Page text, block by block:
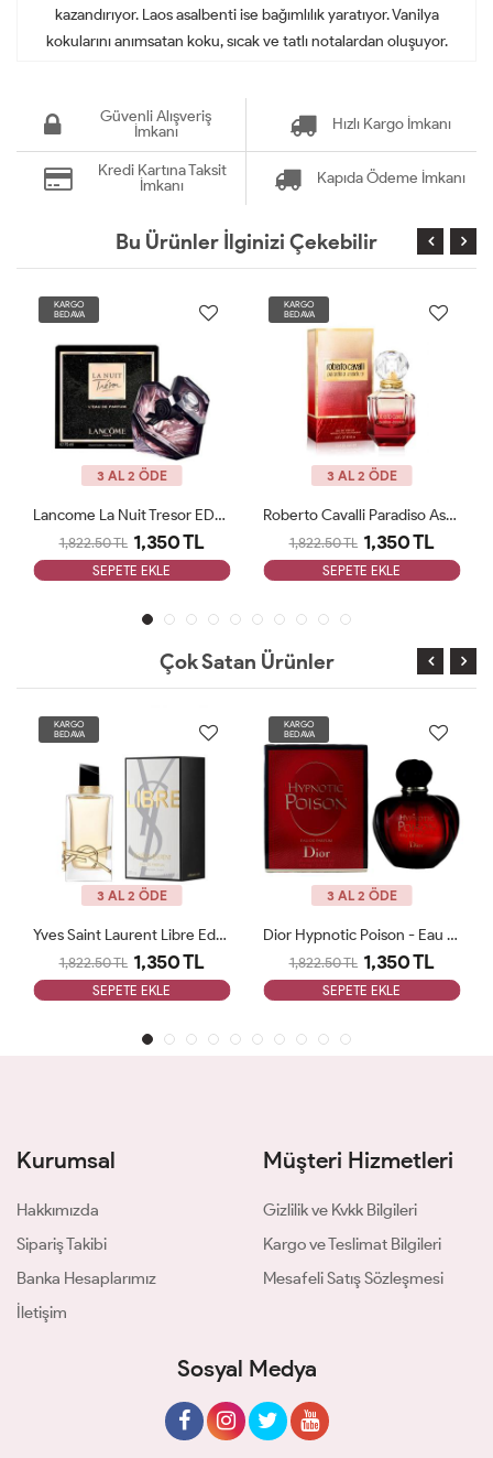
kazandırıyor. Laos asalbenti ise bağımlılık yaratıyor. Vanilya
kokularını anımsatan koku, sıcak ve tatlı notalardan oluşuyor.
Güvenli Alışveriş
İmkanı
Hızlı Kargo İmkanı
Kredi Kartına Taksit
İmkanı
Kapıda Ödeme İmkanı
Bu Ürünler İlginizi Çekebilir
KARGO
BEDAVA
3 AL 2 ÖDE
Lancome La Nuit Tresor EDP 100ML Bayan Parfüm ARC JLT Woman
1,822.50 TL 1,350 TL
SEPETE EKLE
KARGO
BEDAVA
3 AL 2 ÖDE
Roberto Cavalli Paradiso Assoluto Kadın Parfüm ARC JLT Woman
1,822.50 TL 1,350 TL
SEPETE EKLE
Çok Satan Ürünler
KARGO
BEDAVA
3 AL 2 ÖDE
Yves Saint Laurent Libre Edp 90 Ml ARC JLT Woman
1,822.50 TL 1,350 TL
SEPETE EKLE
KARGO
BEDAVA
3 AL 2 ÖDE
Dior Hypnotic Poison - Eau De Parfum 100 Ml ARC JLT Woman
1,822.50 TL 1,350 TL
SEPETE EKLE
Kurumsal
Hakkımızda
Sipariş Takibi
Banka Hesaplarımız
İletişim
Müşteri Hizmetleri
Gizlilik ve Kvkk Bilgileri
Kargo ve Teslimat Bilgileri
Mesafeli Satış Sözleşmesi
Sosyal Medya